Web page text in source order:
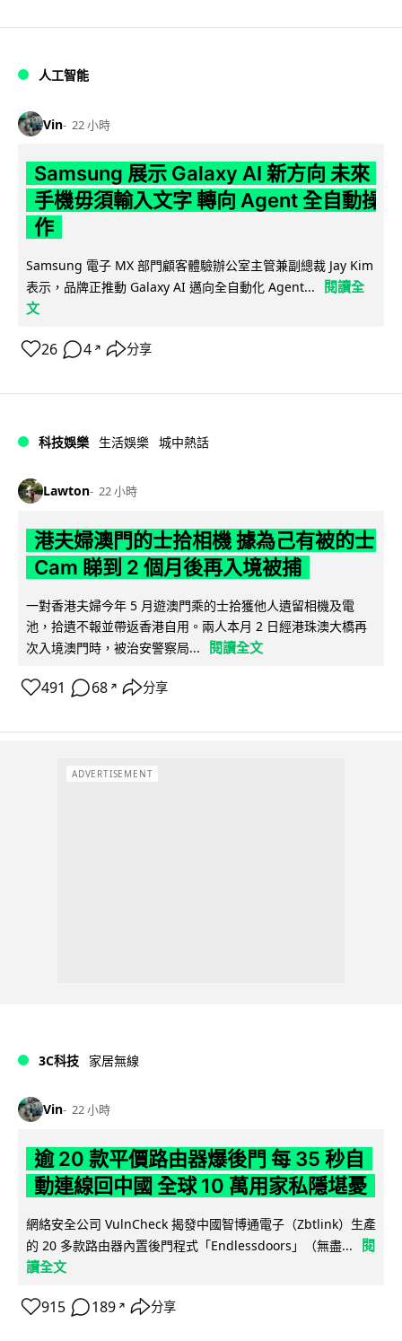
人工智能
Vin 22 小時
Samsung 展示 Galaxy AI 新方向 未來
手機毋須輸入文字 轉向 Agent 全自動操
作
Samsung 電子 MX 部門顧客體驗辦公室主管兼副總裁 Jay Kim
表示，品牌正推動 Galaxy AI 邁向全自動化 Agent...
閱讀全
文
26 4 ↗ 分享
科技娛樂 生活娛樂 城中熱話
Lawton 22 小時
港夫婦澳門的士拾相機 據為己有被的士
Cam 睇到 2 個月後再入境被捕
一對香港夫婦今年 5 月遊澳門乘的士拾獲他人遺留相機及電
池，拾遺不報並帶返香港自用。兩人本月 2 日經港珠澳大橋再
次入境澳門時，被治安警察局...
閱讀全文
491 68 ↗ 分享
ADVERTISEMENT
3C科技 家居無線
Vin 22 小時
逾 20 款平價路由器爆後門 每 35 秒自
動連線回中國 全球 10 萬用家私隱堪憂
網絡安全公司 VulnCheck 揭發中國智博通電子（Zbtlink）生產
的 20 多款路由器內置後門程式「Endlessdoors」（無盡...
閱
讀全文
915 189 ↗ 分享